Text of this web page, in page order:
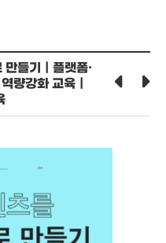
들기｜플랫폼·
량강화 교육｜